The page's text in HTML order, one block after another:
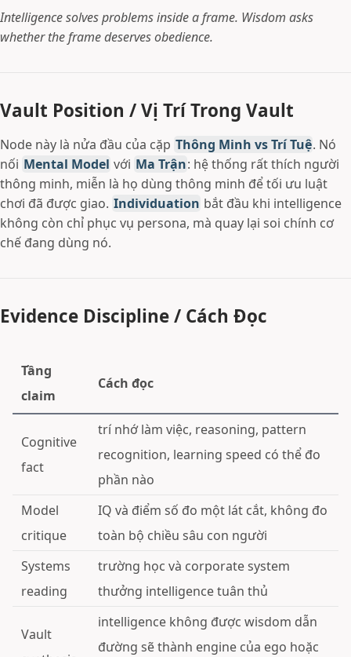
Intelligence solves problems inside a frame. Wisdom asks
whether the frame deserves obedience.
Vault Position / Vị Trí Trong Vault
Node này là nửa đầu của cặp Thông Minh vs Trí Tuệ. Nó
nối Mental Model với Ma Trận: hệ thống rất thích người
thông minh, miễn là họ dùng thông minh để tối ưu luật
chơi đã được giao. Individuation bắt đầu khi intelligence
không còn chỉ phục vụ persona, mà quay lại soi chính cơ
chế đang dùng nó.
Evidence Discipline / Cách Đọc
Tầng
claim
Cách đọc
Cognitive
fact
trí nhớ làm việc, reasoning, pattern
recognition, learning speed có thể đo
phần nào
Model
critique
IQ và điểm số đo một lát cắt, không đo
toàn bộ chiều sâu con người
Systems
reading
trường học và corporate system
thưởng intelligence tuân thủ
Vault
intelligence không được wisdom dẫn
đường sẽ thành engine của ego hoặc